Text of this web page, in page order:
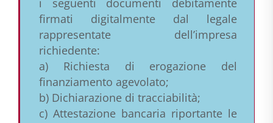
i seguenti documenti debitamente
firmati digitalmente dal legale
rappresentate dell’impresa
richiedente:
a) Richiesta di erogazione del
finanziamento agevolato;
b) Dichiarazione di tracciabilità;
c) Attestazione bancaria riportante le